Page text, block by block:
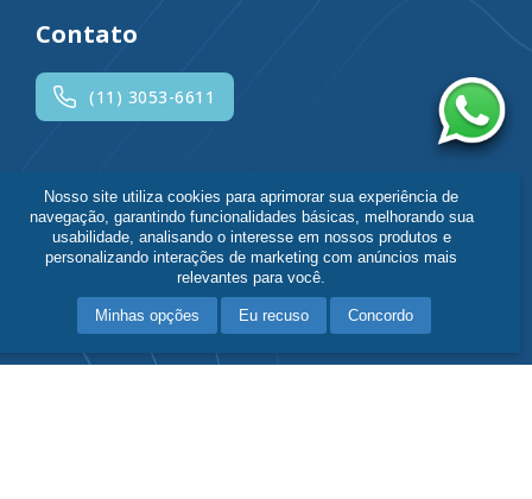
Contato
(11) 3053-6611
Siga o Hcor
Nosso site utiliza cookies para aprimorar sua experiência de
navegação, garantindo funcionalidades básicas, melhorando sua
usabilidade, analisando o interesse em nossos produtos e
personalizando interações de marketing com anúncios mais
relevantes para você.
Minhas opções Eu recuso Concordo